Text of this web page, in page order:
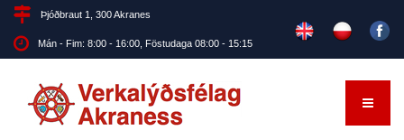
Þjóðbraut 1, 300 Akranes
Mán - Fim: 8:00 - 16:00, Föstudaga 08:00 - 15:15